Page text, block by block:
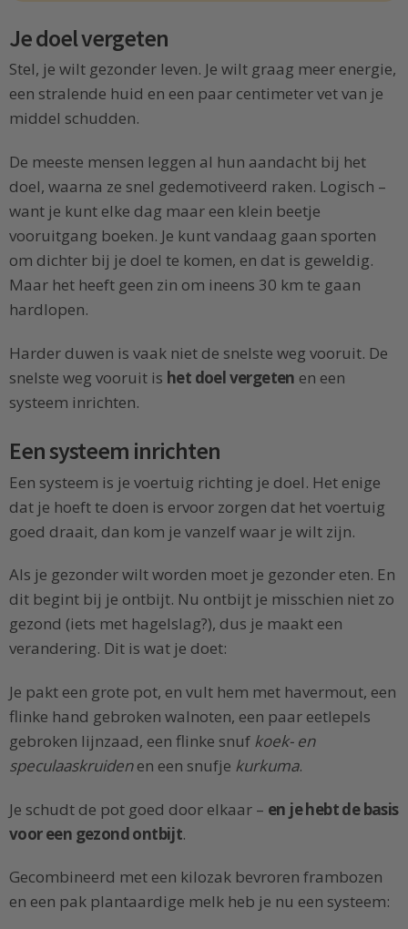
Je doel vergeten
Stel, je wilt gezonder leven. Je wilt graag meer energie,
een stralende huid en een paar centimeter vet van je
middel schudden.
De meeste mensen leggen al hun aandacht bij het
doel, waarna ze snel gedemotiveerd raken. Logisch –
want je kunt elke dag maar een klein beetje
vooruitgang boeken. Je kunt vandaag gaan sporten
om dichter bij je doel te komen, en dat is geweldig.
Maar het heeft geen zin om ineens 30 km te gaan
hardlopen.
Harder duwen is vaak niet de snelste weg vooruit. De
snelste weg vooruit is het doel vergeten en een
systeem inrichten.
Een systeem inrichten
Een systeem is je voertuig richting je doel. Het enige
dat je hoeft te doen is ervoor zorgen dat het voertuig
goed draait, dan kom je vanzelf waar je wilt zijn.
Als je gezonder wilt worden moet je gezonder eten. En
dit begint bij je ontbijt. Nu ontbijt je misschien niet zo
gezond (iets met hagelslag?), dus je maakt een
verandering. Dit is wat je doet:
Je pakt een grote pot, en vult hem met havermout, een
flinke hand gebroken walnoten, een paar eetlepels
gebroken lijnzaad, een flinke snuf koek- en
speculaaskruidenen een snufje kurkuma.
Je schudt de pot goed door elkaar – en je hebt de basis
voor een gezond ontbijt.
Gecombineerd met een kilozak bevroren frambozen
en een pak plantaardige melk heb je nu een systeem: